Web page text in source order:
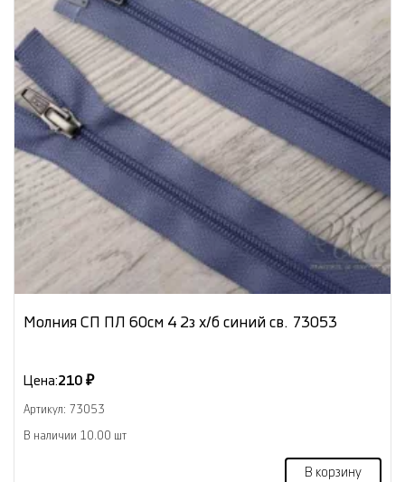
Молния СП ПЛ 60см 4 2з х/б синий св. 73053
Цена:210 ₽
Артикул: 73053
В наличии 10.00 шт
В корзину